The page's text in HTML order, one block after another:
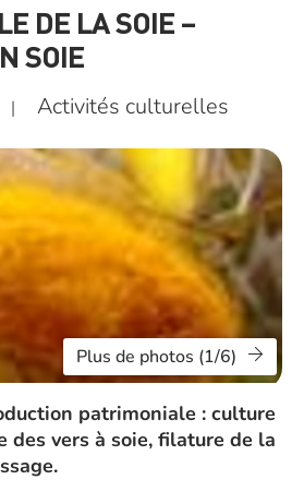
DE LA SOIE –
SOIE
| Activités culturelles
Plus de photos (1/6)
patrimoniale : culture
des vers à soie, filature de la